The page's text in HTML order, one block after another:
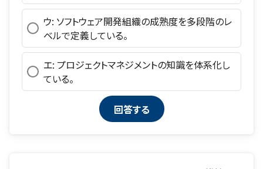
ウ: ソフトウェア開発組織の成熟度を多段階のレ
ベルで定義している。
エ: プロジェクトマネジメントの知識を体系化し
ている。